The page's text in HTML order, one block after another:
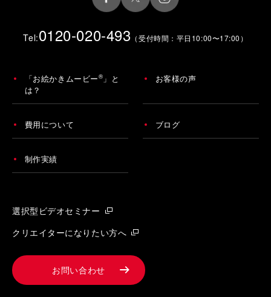
Tel:0120-020-493 （受付時間：平日10:00〜17:00）
「お絵かきムービー® 」と
は？
お客様の声
費用について ブログ
制作実績
選択型ビデオセミナー
クリエイターになりたい方へ
お問い合わせ